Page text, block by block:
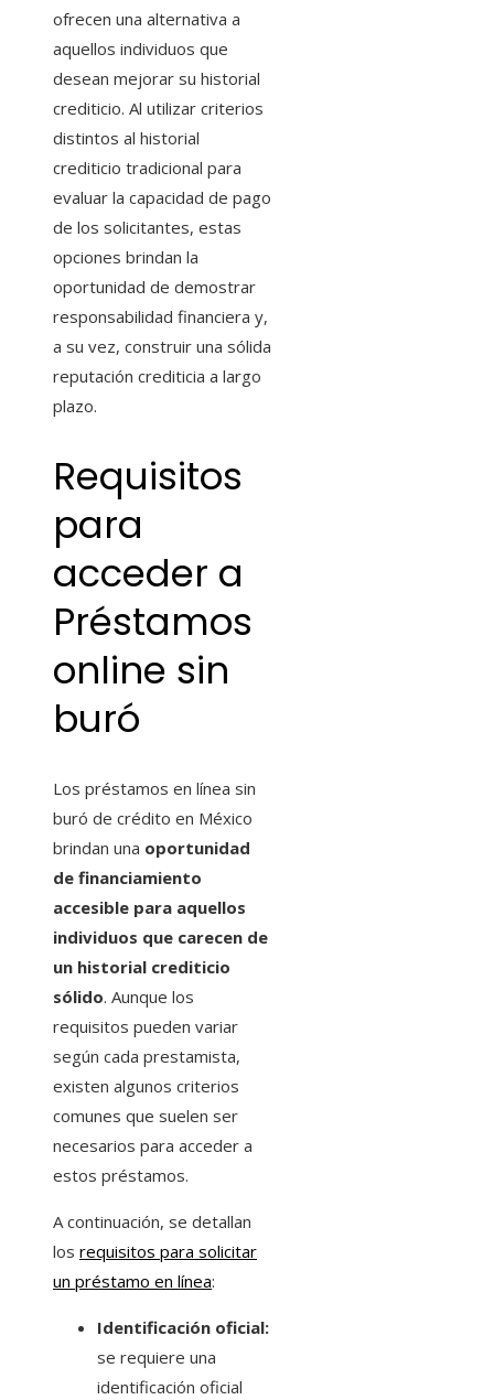
ofrecen una alternativa a
aquellos individuos que
desean mejorar su historial
crediticio. Al utilizar criterios
distintos al historial
crediticio tradicional para
evaluar la capacidad de pago
de los solicitantes, estas
opciones brindan la
oportunidad de demostrar
responsabilidad financiera y,
a su vez, construir una sólida
reputación crediticia a largo
plazo.
Requisitos
para
acceder a
Préstamos
online sin
buró
Los préstamos en línea sin
buró de crédito en México
brindan una oportunidad
de financiamiento
accesible para aquellos
individuos que carecen de
un historial crediticio
sólido. Aunque los
requisitos pueden variar
según cada prestamista,
existen algunos criterios
comunes que suelen ser
necesarios para acceder a
estos préstamos.
A continuación, se detallan
los requisitos para solicitar
un préstamo en línea:
Identificación oficial:
se requiere una
identificación oficial